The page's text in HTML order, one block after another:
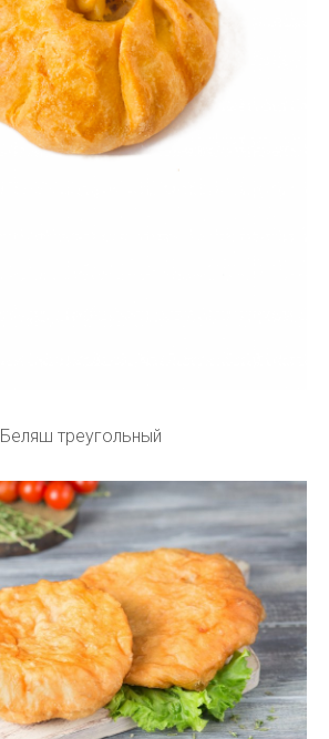
Беляш треугольный